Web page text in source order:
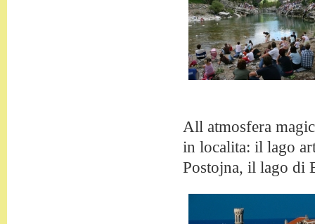
All atmosfera
in localita: il lago
Postojna, il lago di